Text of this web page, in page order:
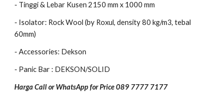
- Tinggi & Lebar Kusen 2150 mm x 1000 mm
- Isolator: Rock Wool (by Roxul, density 80 kg/m3, tebal
60mm)
- Accessories: Dekson
- Panic Bar : DEKSON/SOLID
Harga Call or WhatsApp for Price 089 7777 7177